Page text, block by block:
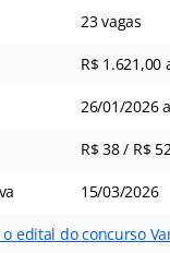
23 vagas
R$ 1.621,00
26/01/2026
R$ 38 / R$
15/03/2026
edital do concurso